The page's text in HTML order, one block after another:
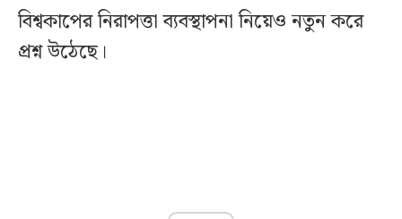
বিশ্বকাপের নিরাপত্তা ব্যবস্থাপনা নিয়েও নতুন করে
প্রশ্ন উঠেছে।